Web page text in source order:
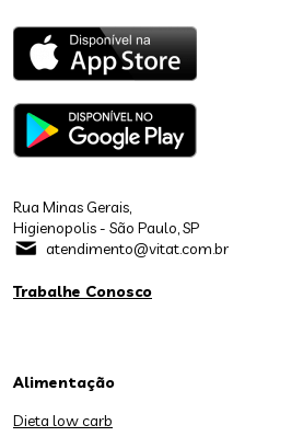
Rua Minas Gerais,
Higienopolis - São Paulo, SP
atendimento@vitat.com.br
Trabalhe Conosco
Alimentação
Dieta low carb